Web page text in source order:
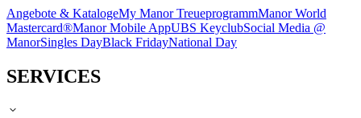
Angebote & KatalogeMy Manor TreueprogrammManor World
Mastercard®Manor Mobile AppUBS KeyclubSocial Media @
ManorSingles DayBlack FridayNational Day
SERVICES